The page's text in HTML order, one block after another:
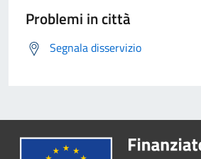
Problemi in città
Segnala disservizio